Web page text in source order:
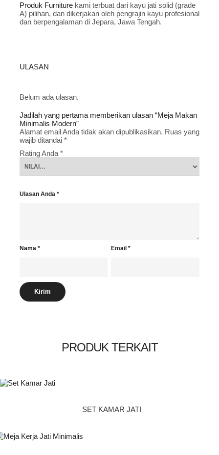
Produk Furniture kami terbuat dari kayu jati solid (grade
A) pilihan, dan dikerjakan oleh pengrajin kayu profesional
dan berpengalaman di Jepara, Jawa Tengah.
ULASAN
Belum ada ulasan.
Jadilah yang pertama memberikan ulasan “Meja Makan
Minimalis Modern”
Alamat email Anda tidak akan dipublikasikan. Ruas yang
wajib ditandai *
Rating Anda *
Ulasan Anda *
Nama * Email*
PRODUK TERKAIT
SET KAMAR JATI